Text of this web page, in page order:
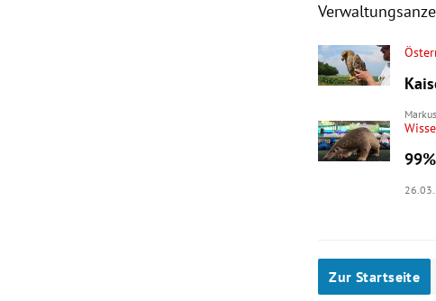
Zur Startseite